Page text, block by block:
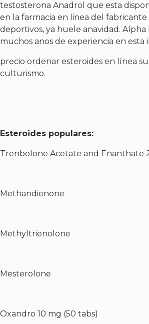
testosterona Anadrol que esta
en la farmacia en linea del
deportivos, ya huele anavidad.
muchos anos de experiencia en esta
precio ordenar esteroides en línea
culturismo.
Esteroides populares:
Trenbolone Acetate and Enanthate
Methandienone
Methyltrienolone
Mesterolone
Oxandro 10 mg (50 tabs)